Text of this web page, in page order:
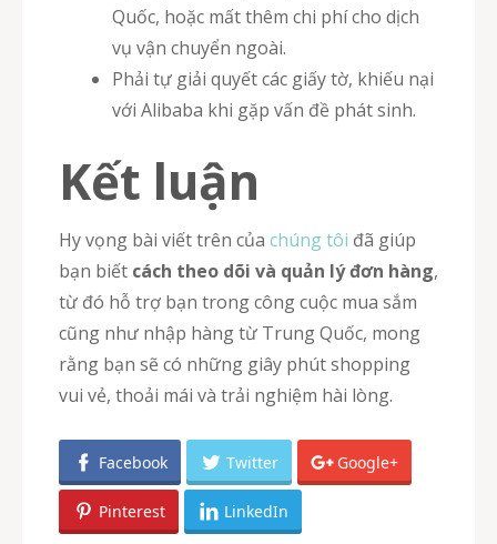
Quốc, hoặc mất thêm chi phí cho dịch
vụ vận chuyển ngoài.
Phải tự giải quyết các giấy tờ, khiếu nại
với Alibaba khi gặp vấn đề phát sinh.
Kết luận
Hy vọng bài viết trên của chúng tôi đã giúp
bạn biết cách theo dõi và quản lý đơn hàng,
từ đó hỗ trợ bạn trong công cuộc mua sắm
cũng như nhập hàng từ Trung Quốc, mong
rằng bạn sẽ có những giây phút shopping
vui vẻ, thoải mái và trải nghiệm hài lòng.
Facebook Twitter Google+
Pinterest LinkedIn